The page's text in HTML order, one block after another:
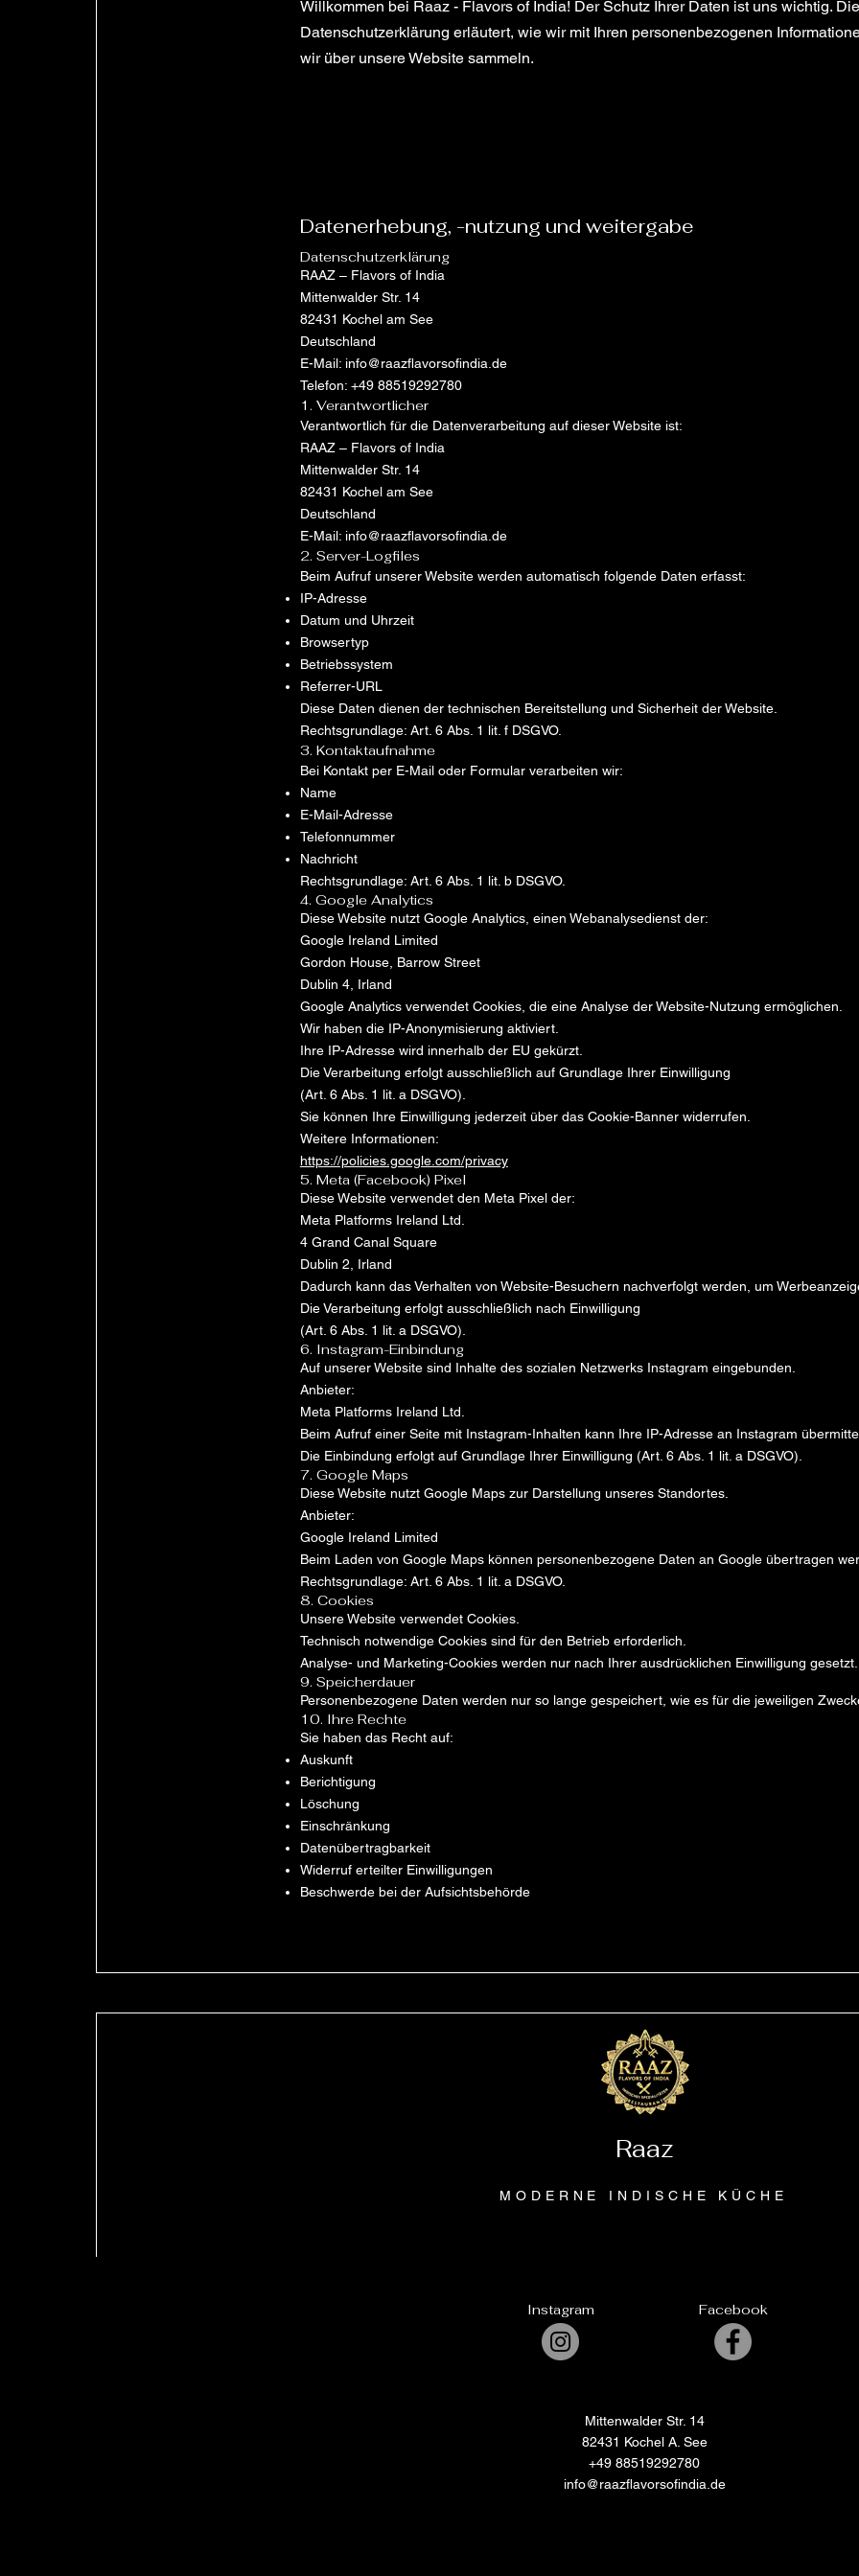
Willkommen bei Raaz - Flavors of India! Der Schutz Ihrer Daten ist uns wichtig.
Datenschutzerklärung erläutert, wie wir mit Ihren personenbezogenen
wir über unsere Website sammeln.
Datenerhebung, -nutzung und weitergabe
Datenschutzerklärung
RAAZ – Flavors of India
Mittenwalder Str. 14
82431 Kochel am See
Deutschland
E-Mail: info@raazflavorsofindia.de
Telefon: +49 88519292780
1. Verantwortlicher
Verantwortlich für die Datenverarbeitung auf dieser Website ist:
RAAZ – Flavors of India
Mittenwalder Str. 14
82431 Kochel am See
Deutschland
E-Mail: info@raazflavorsofindia.de
2. Server-Logfiles
Beim Aufruf unserer Website werden automatisch folgende Daten erfasst:
IP-Adresse
Datum und Uhrzeit
Browsertyp
Betriebssystem
Referrer-URL
Diese Daten dienen der technischen Bereitstellung und Sicherheit der Website.
Rechtsgrundlage: Art. 6 Abs. 1 lit. f DSGVO.
3. Kontaktaufnahme
Bei Kontakt per E-Mail oder Formular verarbeiten wir:
Name
E-Mail-Adresse
Telefonnummer
Nachricht
Rechtsgrundlage: Art. 6 Abs. 1 lit. b DSGVO.
4. Google Analytics
Diese Website nutzt Google Analytics, einen Webanalysedienst der:
Google Ireland Limited
Gordon House, Barrow Street
Dublin 4, Irland
Google Analytics verwendet Cookies, die eine Analyse der Website-Nutzung ermöglichen.
Wir haben die IP-Anonymisierung aktiviert.
Ihre IP-Adresse wird innerhalb der EU gekürzt.
Die Verarbeitung erfolgt ausschließlich auf Grundlage Ihrer Einwilligung
(Art. 6 Abs. 1 lit. a DSGVO).
Sie können Ihre Einwilligung jederzeit über das Cookie-Banner widerrufen.
Weitere Informationen:
https://policies.google.com/privacy
5. Meta (Facebook) Pixel
Diese Website verwendet den Meta Pixel der:
Meta Platforms Ireland Ltd.
4 Grand Canal Square
Dublin 2, Irland
Dadurch kann das Verhalten von Website-Besuchern nachverfolgt werden, um
Die Verarbeitung erfolgt ausschließlich nach Einwilligung
(Art. 6 Abs. 1 lit. a DSGVO).
6. Instagram-Einbindung
Auf unserer Website sind Inhalte des sozialen Netzwerks Instagram eingebunden.
Anbieter:
Meta Platforms Ireland Ltd.
Beim Aufruf einer Seite mit Instagram-Inhalten kann Ihre IP-Adresse an Instagram
Die Einbindung erfolgt auf Grundlage Ihrer Einwilligung (Art. 6 Abs. 1 lit. a DSGVO).
7. Google Maps
Diese Website nutzt Google Maps zur Darstellung unseres Standortes.
Anbieter:
Google Ireland Limited
Beim Laden von Google Maps können personenbezogene Daten an Google übertragen
Rechtsgrundlage: Art. 6 Abs. 1 lit. a DSGVO.
8. Cookies
Unsere Website verwendet Cookies.
Technisch notwendige Cookies sind für den Betrieb erforderlich.
Analyse- und Marketing-Cookies werden nur nach Ihrer ausdrücklichen Einwilligung gesetzt.
9. Speicherdauer
Personenbezogene Daten werden nur so lange gespeichert, wie es für die jeweiligen
10. Ihre Rechte
Sie haben das Recht auf:
Auskunft
Berichtigung
Löschung
Einschränkung
Datenübertragbarkeit
Widerruf erteilter Einwilligungen
Beschwerde bei der Aufsichtsbehörde
Raaz
MODERNE INDISCHE KÜCHE
Instagram Facebook
Mittenwalder Str. 14
82431 Kochel A. See
+49 88519292780
info@raazflavorsofindia.de